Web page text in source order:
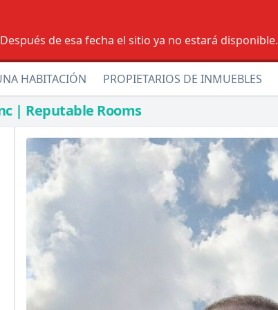
de esa fecha el sitio ya no estará disponible.
HABITACIÓN PROPIETARIOS DE INMUEBLES
| Reputable Rooms